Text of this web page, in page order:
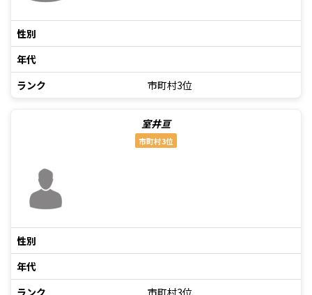
性別
年代
ランク
市町村3位
室井亘
市町村3位
性別
年代